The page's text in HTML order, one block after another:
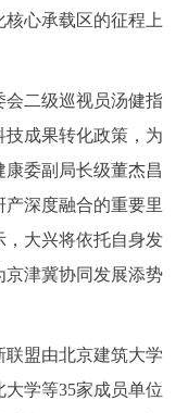
图说互动
人文北京
视频北京
日本語
心承载区的征程上
二级巡视员汤健指
成果转化政策，为
委副局长级董杰昌
深度融合的重要里
大兴将依托自身发
京津冀协同发展添势
盟由北京建筑大学
学等35家成员单位